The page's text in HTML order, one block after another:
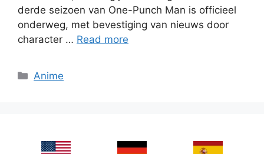
derde seizoen van One-Punch Man is officieel
onderweg, met bevestiging van nieuws door
character … Read more
Categories
Anime